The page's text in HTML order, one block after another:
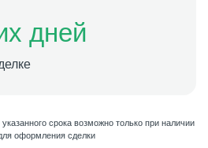
дней
срока возможно только при наличии
оформления сделки